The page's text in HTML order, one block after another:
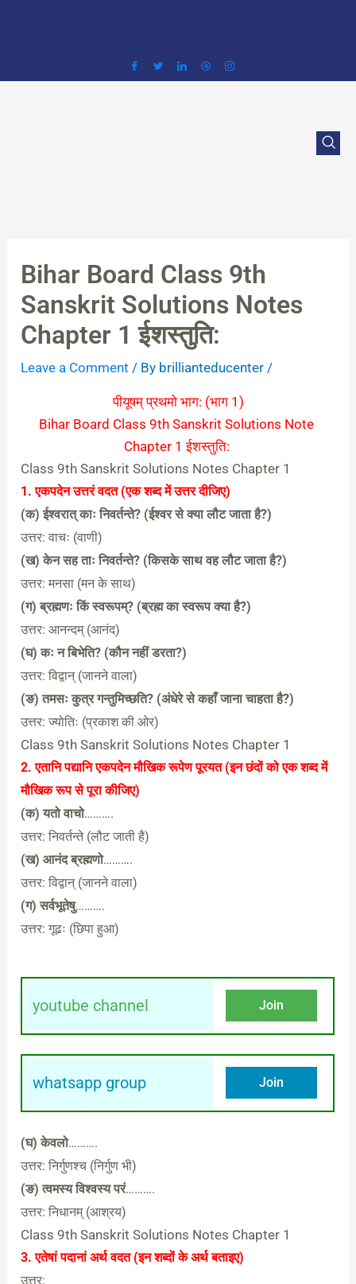
Bihar Board Class 9th
Sanskrit Solutions Notes
Chapter 1 ईशस्तुति:
Leave a Comment / By brillianteducenter /
पीयूषम् प्रथमो भाग: (भाग 1)
Bihar Board Class 9th Sanskrit Solutions Note
Chapter 1 ईशस्तुति:
Class 9th Sanskrit Solutions Notes Chapter 1
1. एकपदेन उत्तरं वदत (एक शब्द में उत्तर दीजिए)
(क) ईश्वरात् काः निवर्तन्ते? (ईश्वर से क्या लौट जाता है?)
उत्तर: वाचः (वाणी)
(ख) केन सह ताः निवर्तन्ते? (किसके साथ वह लौट जाता है?)
उत्तर: मनसा (मन के साथ)
(ग) ब्रह्मणः किं स्वरूपम्? (ब्रह्म का स्वरूप क्या है?)
उत्तर: आनन्दम् (आनंद)
(घ) कः न बिभेति? (कौन नहीं डरता?)
उत्तर: विद्वान् (जानने वाला)
(ङ) तमसः कुत्र गन्तुमिच्छति? (अंधेरे से कहाँ जाना चाहता है?)
उत्तर: ज्योतिः (प्रकाश की ओर)
Class 9th Sanskrit Solutions Notes Chapter 1
2. एतानि पद्यानि एकपदेन मौखिक रूपेण पूरयत (इन छंदों को एक शब्द में
मौखिक रूप से पूरा कीजिए)
(क) यतो वाचो……….
उत्तर: निवर्तन्ते (लौट जाती है)
(ख) आनंद ब्रह्मणो……….
उत्तर: विद्वान् (जानने वाला)
(ग) सर्वभूतेषु……….
उत्तर: गूढः (छिपा हुआ)
youtube channel Join
whatsapp group Join
(घ) केवलो……….
उत्तर: निर्गुणश्च (निर्गुण भी)
(ङ) त्वमस्य विश्वस्य परं……….
उत्तर: निधानम् (आश्रय)
Class 9th Sanskrit Solutions Notes Chapter 1
3. एतेषां पदानां अर्थ वदत (इन शब्दों के अर्थ बताइए)
उत्तर: